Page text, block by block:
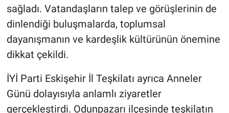
sağladı. Vatandaşların talep ve görüşlerinin de
dinlendiği buluşmalarda, toplumsal
dayanışmanın ve kardeşlik kültürünün önemine
dikkat çekildi.
İYİ Parti Eskişehir İl Teşkilatı ayrıca Anneler
Günü dolayısıyla anlamlı ziyaretler
gerçekleştirdi. Odunpazarı ilçesinde teşkilatın